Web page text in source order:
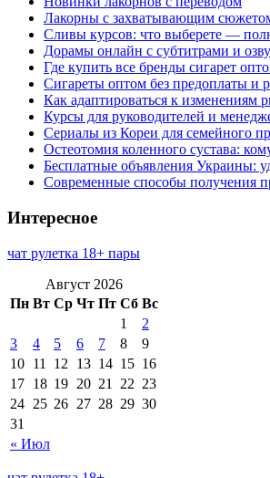
Лакорны с захватывающим
Сливы курсов: что выберете —
Дорамы онлайн с субтитрами и
Где купить все бренды сигарет
Сигареты оптом без предоплаты и
Как адаптироваться к изменениям
Курсы для руководителей и
Сериалы из Кореи для семейного
Остеотомия коленного сустава:
Бесплатные объявления Украины:
Современные способы получения
Интересное
чат рулетка 18+ пары
Август 2026
Пн Вт Ср Чт Пт Сб Вс
« Июл
1
2
3
4 5 6 7 8
9
10 11 12 13 14 15 16
17 18 19 20 21 22 23
24 25 26 27 28 29 30
31